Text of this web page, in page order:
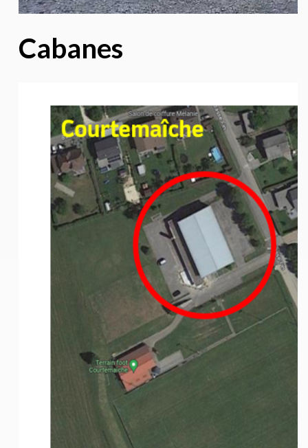
Cabanes